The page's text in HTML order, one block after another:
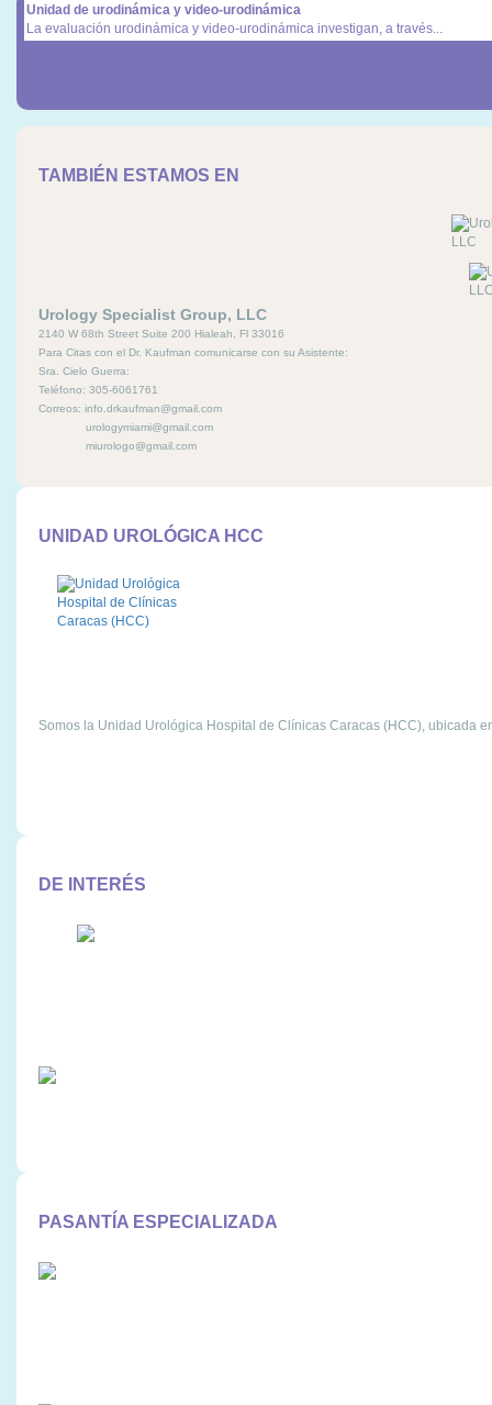
Unidad de urodinámica y video-urodinámica
La evaluación urodinámica y video-urodinámica investigan, a través...
TAMBIÉN ESTAMOS EN
Urology Specialist Group, LLC
2140 W 68th Street Suite 200 Hialeah, Fl 33016
Para Citas con el Dr. Kaufman comunicarse con su Asistente:
Sra. Cielo Guerra:
Teléfono: 305-6061761
Correos: info.drkaufman@gmail.com
urologymiami@gmail.com
miurologo@gmail.com
UNIDAD UROLÓGICA HCC
Somos la Unidad Urológica Hospital de Clínicas Caracas (HCC), ubicada
DE INTERÉS
PASANTÍA ESPECIALIZADA